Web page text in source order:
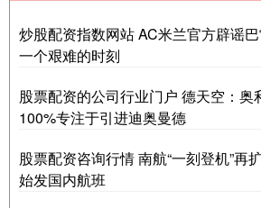
炒股配资指数网站 AC米兰官方辟谣
一个艰难的时刻
股票配资的公司行业门户 德天空：奥
100%专注于引进迪奥曼德
股票配资咨询行情 南航“一刻登机”再
始发国内航班